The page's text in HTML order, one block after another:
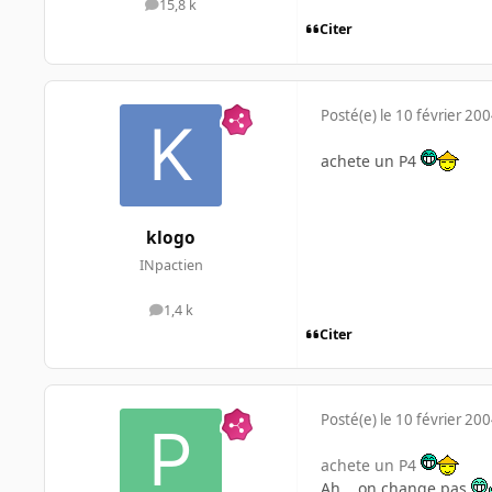
15,8 k
messages
Citer
klogo
INpactien
1,4 k
messages
Posté(e) le 10 février
achete un P4
Citer
Posté(e) le 10 février
achete un P4